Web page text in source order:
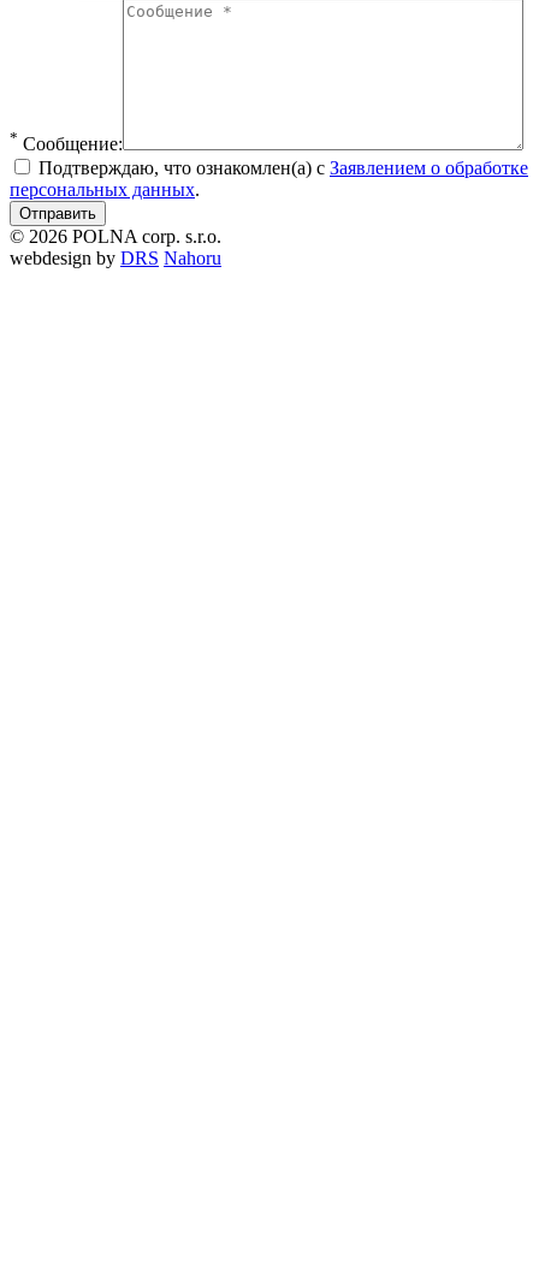
* Сообщение:
Подтверждаю, что ознакомлен(а) с Заявлением о обработке
персональных данных.
© 2026 POLNA corp. s.r.o.
webdesign by DRS Nahoru